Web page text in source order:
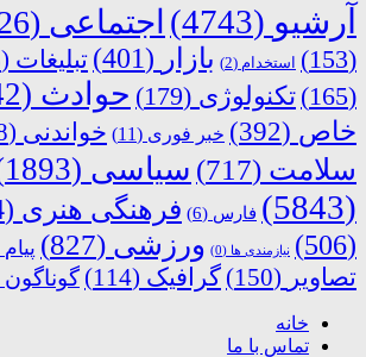
آرشیو (4743) اجتماعی (2726)
(153)
استخدام (2) بازار (401) تبلیغات (123)
(165)
تکنولوژی (179) حوادث (2342)
خاص (392) خبر فوری (11) خواندنی (148)
سلامت (717) سیاسی (1893)
(5843)
فارس (6) فرهنگی هنری (484)
(506)
نیازمندی ها (0) ورزشی (827) پیام
تصاویر (150) گرافیک (114) گوناگون
خانه
تماس با ما